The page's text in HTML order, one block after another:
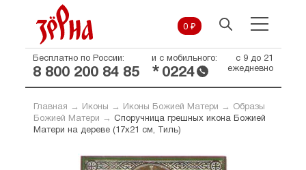
0 ₽
Бесплатно по России:
8 800 200 84 85
и с мобильного:
* 0224
с 9 до 21
ежедневно
Главная → Иконы → Иконы Божией Матери →
Образы
Божией Матери → Споручница грешных икона Божией
Матери на дереве (17х21 см, Тиль)